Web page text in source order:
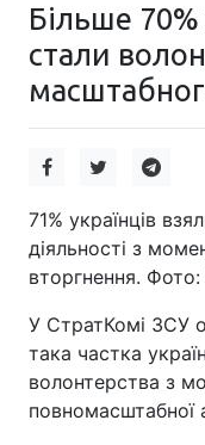
Більше
стали
71% українців
діяльності з
вторгнення.
У СтратКомі ЗСУ
така частка
волонтерства з
повномасштабної